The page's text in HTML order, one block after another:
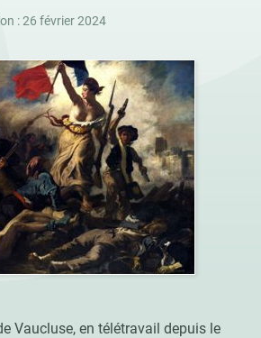
: 26 février 2024
Vaucluse, en télétravail depuis le